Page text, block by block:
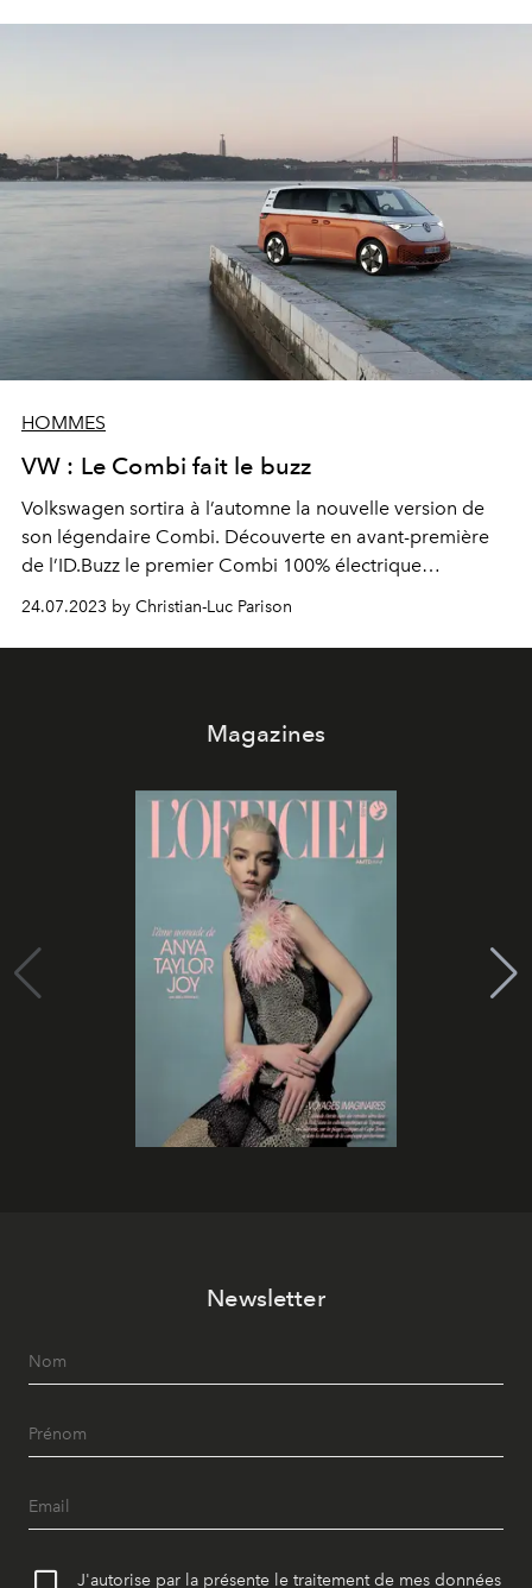
HOMMES
VW : Le Combi fait le buzz
Volkswagen sortira à l’automne la nouvelle version de
son légendaire Combi. Découverte en avant-première
de l’ID.Buzz le premier Combi 100% électrique
d’Europe...
24.07.2023 by Christian-Luc Parison
Magazines
Newsletter
J'autorise par la présente le traitement de mes données